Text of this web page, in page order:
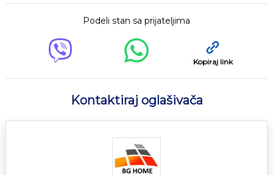
Podeli stan sa prijateljima
Kopiraj link
Kontaktiraj oglašivača